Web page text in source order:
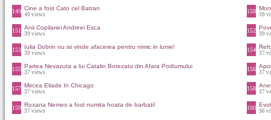
149 Cine a fost Cato cel Batran
40 views 150 39
151 Anii Copilariei Andreei Esca
39 views 152 39
153 Iulia Dobrin nu isi vinde afacerea pentru nimic in lume!
39 views 154 37
155 Partea Nevazuta a lui Catalin Botezatu din Afara Podiumului
37 views 156 37
157 Mircea Eliade In Chicago
37 views 158 37
159 Roxana Nemes a fost numita hoata de barbati!
37 views 160 36